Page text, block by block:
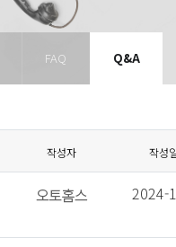
FAQ Q&A
작성자 작성
2024-